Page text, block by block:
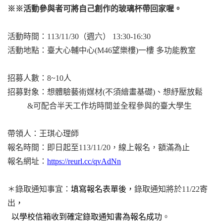
※※活動參與者可將自己創作的玻璃杯帶回家喔。
活動時間：113/11/30（週六） 13:30-16:30
活動地點：臺大心輔中心(M46望樂樓)一樓 多功能教室
招募人數：8~10人
招募對象：想體驗藝術媒材(不須繪畫基礎)、想紓壓放鬆
&可配合半天工作坊時間並全程參與的臺大學生
帶領人：王琪心理師
報名時間：即日起至113/11/20，線上報名，額滿為止
報名網址： https://reurl.cc/qvAdNn
＊錄取通知事宜： 填寫報名表單後， 錄取通知將於11/22寄
出 ，
以學校信箱收到確定錄取通知書為報名成功 。